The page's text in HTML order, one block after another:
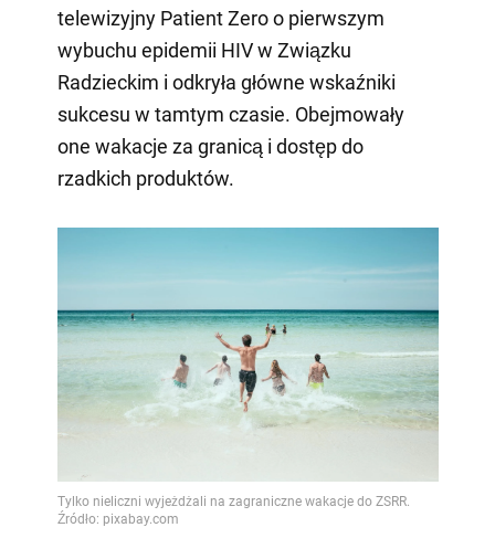
telewizyjny Patient Zero o pierwszym
wybuchu epidemii HIV w Związku
Radzieckim i odkryła główne wskaźniki
sukcesu w tamtym czasie. Obejmowały
one wakacje za granicą i dostęp do
rzadkich produktów.